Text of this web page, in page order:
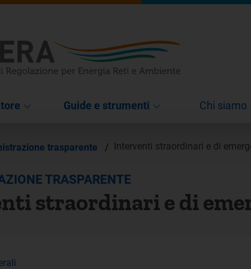
Guide e strumenti Chi siamo
trasparente / Interventi straordinari e di
TRASPARENTE
straordinari e di